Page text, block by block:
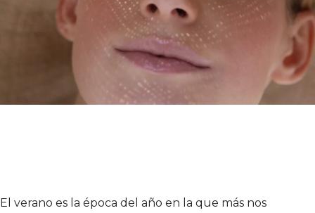
El verano es la época del año en la que más nos